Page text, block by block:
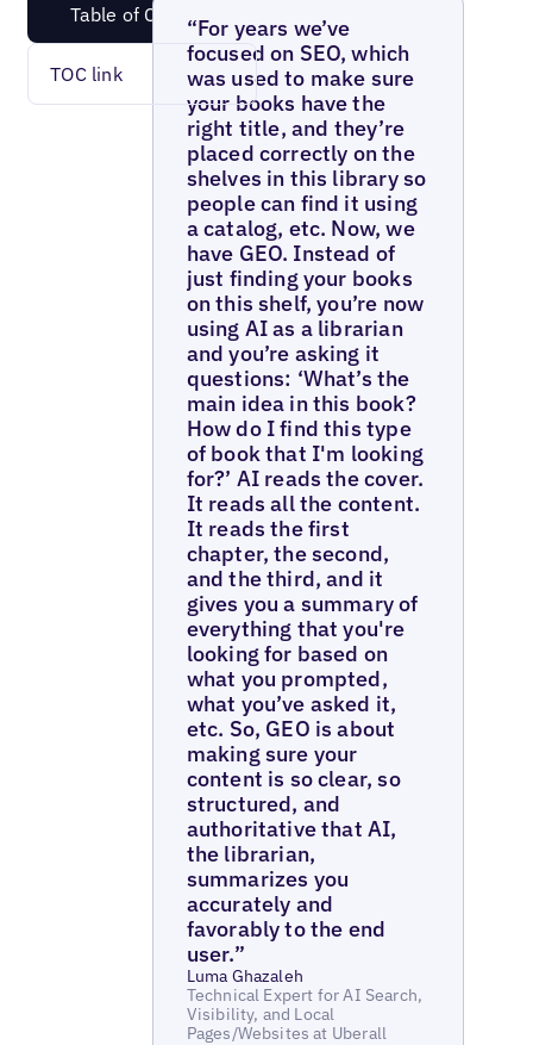
Table of Content
TOC link
“For years we’ve
focused on SEO, which
was used to make sure
your books have the
right title, and they’re
placed correctly on the
shelves in this library so
people can find it using
a catalog, etc. ‍Now, we
have GEO. Instead of
just finding your books
on this shelf, you’re now
using AI as a librarian
and you’re asking it
questions: ‘What’s the
main idea in this book?
How do I find this type
of book that I'm looking
for?’ AI reads the cover.
It reads all the content.
It reads the first
chapter, the second,
and the third, and it
gives you a summary of
everything that you're
looking for based on
what you prompted,
what you’ve asked it,
etc. ‍So, GEO is about
making sure your
content is so clear, so
structured, and
authoritative that AI,
the librarian,
summarizes you
accurately and
favorably to the end
user.”
Luma Ghazaleh
Technical Expert for AI Search,
Visibility, and Local
Pages/Websites at Uberall